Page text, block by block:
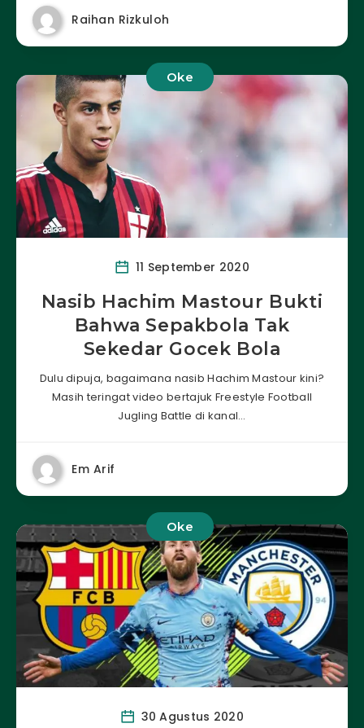
Raihan Rizkuloh
Oke
11 September 2020
Nasib Hachim Mastour Bukti
Bahwa Sepakbola Tak
Sekedar Gocek Bola
Dulu dipuja, bagaimana nasib Hachim Mastour kini?
Masih teringat video bertajuk Freestyle Football
Jugling Battle di kanal…
Em Arif
Oke
30 Agustus 2020